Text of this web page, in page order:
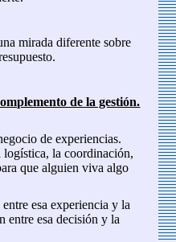
mirada diferente sobre
de la gestión.
de experiencias.
la coordinación,
que alguien viva algo
esa experiencia y la
entre esa decisión y la